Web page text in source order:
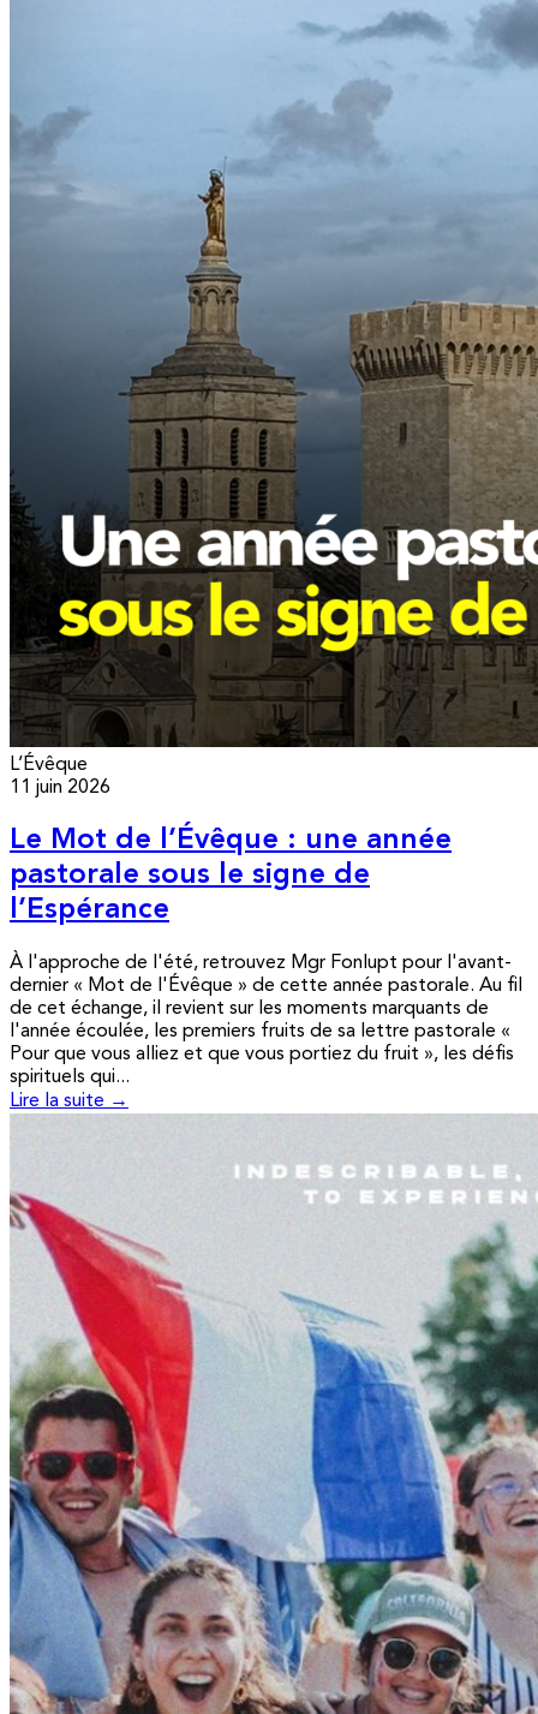
L’Évêque
11 juin 2026
Le Mot de l’Évêque : une année
pastorale sous le signe de
l’Espérance
À l'approche de l'été, retrouvez Mgr Fonlupt pour l'avant-
dernier « Mot de l'Évêque » de cette année pastorale. Au fil
de cet échange, il revient sur les moments marquants de
l'année écoulée, les premiers fruits de sa lettre pastorale «
Pour que vous alliez et que vous portiez du fruit », les défis
spirituels qui...
Lire la suite →